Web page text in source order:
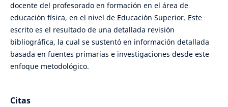
docente del profesorado en formación en el área de
educación física, en el nivel de Educación Superior. Este
escrito es el resultado de una detallada revisión
bibliográfica, la cual se sustentó en información detallada
basada en fuentes primarias e investigaciones desde este
enfoque metodológico.
Citas